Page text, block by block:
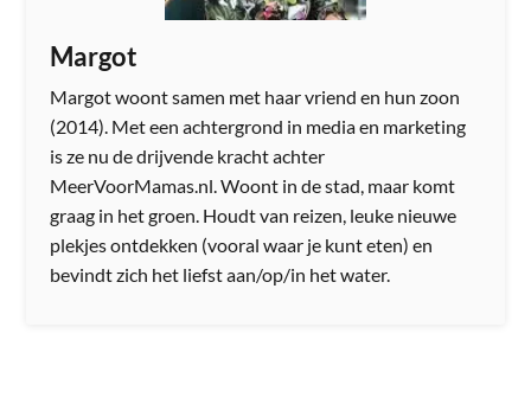
Margot
Margot woont samen met haar vriend en hun zoon
(2014). Met een achtergrond in media en marketing
is ze nu de drijvende kracht achter
MeerVoorMamas.nl. Woont in de stad, maar komt
graag in het groen. Houdt van reizen, leuke nieuwe
plekjes ontdekken (vooral waar je kunt eten) en
bevindt zich het liefst aan/op/in het water.